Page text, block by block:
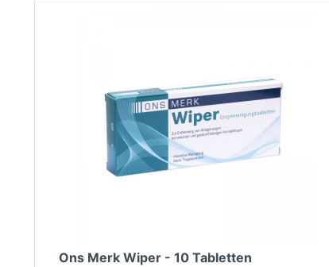
Ons Merk Wiper - 10 Tabletten